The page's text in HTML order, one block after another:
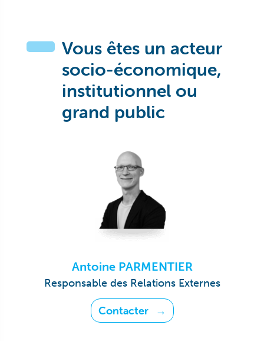
Vous êtes un acteur
socio-économique,
institutionnel ou
grand public
Antoine PARMENTIER
Responsable des Relations Externes
Contacter